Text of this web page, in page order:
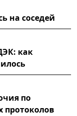
на соседей
как
по
протоколов